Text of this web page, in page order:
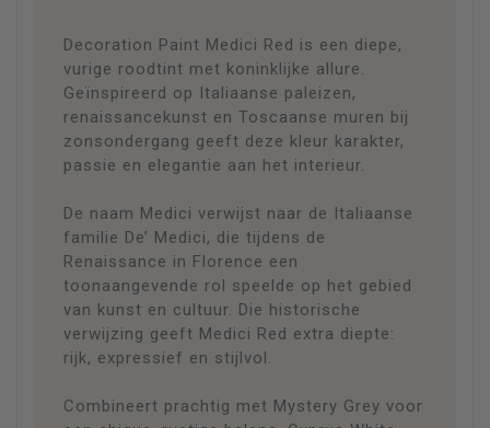
Decoration Paint Medici Red is een diepe,
vurige roodtint met koninklijke allure.
Geïnspireerd op Italiaanse paleizen,
renaissancekunst en Toscaanse muren bij
zonsondergang geeft deze kleur karakter,
passie en elegantie aan het interieur.
De naam Medici verwijst naar de Italiaanse
familie De’ Medici, die tijdens de
Renaissance in Florence een
toonaangevende rol speelde op het gebied
van kunst en cultuur. Die historische
verwijzing geeft Medici Red extra diepte:
rijk, expressief en stijlvol.
Combineert prachtig met Mystery Grey voor